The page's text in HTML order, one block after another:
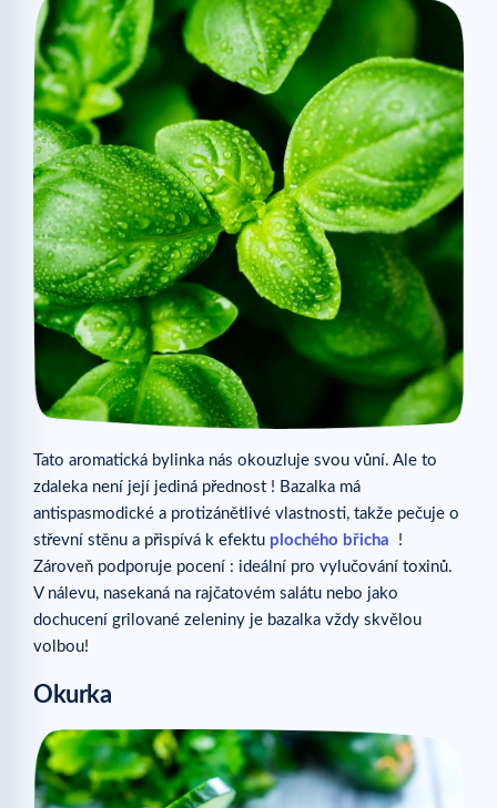
Tato aromatická bylinka nás okouzluje svou vůní. Ale to
zdaleka není její jediná přednost ! Bazalka má
antispasmodické a protizánětlivé vlastnosti, takže pečuje o
střevní stěnu a přispívá k efektu plochého břicha
!
Zároveň podporuje pocení : ideální pro vylučování toxinů.
V nálevu, nasekaná na rajčatovém salátu nebo jako
dochucení grilované zeleniny je bazalka vždy skvělou
volbou!
Okurka